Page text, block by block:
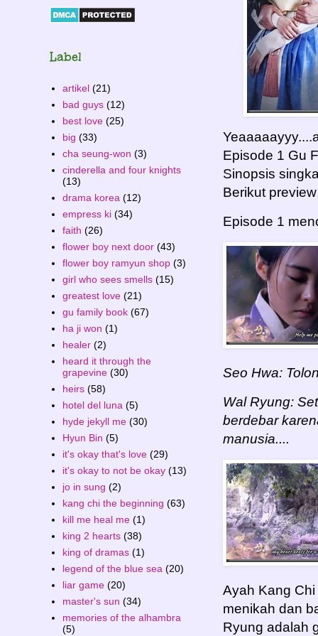
Episode 1 Gu
Sinopsis
Berikut
Episode 1
Seo Hwa:
Wal Ryung:
berdebar
manusia....
Ayah Kang
menikah dan
Ryung adalah
Label
artikel (21)
bad guys (12)
best love (25)
big (33)
cha seung-won (3)
cinderella and four knights
(13)
drama korea (12)
empress ki (34)
faith (26)
flower boy next door (43)
flower boy ramyun shop (3)
girl who sees smells (15)
greatest love (21)
gu family book (67)
ha ji won (1)
healer (2)
heard it through the
grapevine (30)
heirs (58)
hotel del luna (5)
hyde jekyll me (30)
Hyun Bin (5)
it's okay that's love (29)
it's okay to not be okay (13)
jo in sung (2)
kang chi the beginning (63)
kill me heal me (1)
king 2 hearts (38)
king of dramas (1)
legend of the blue sea (20)
liar game (20)
master's sun (34)
memories of the alhambra
(5)